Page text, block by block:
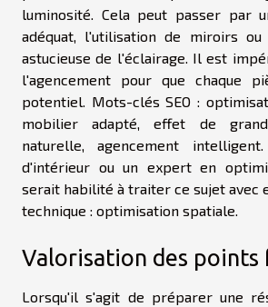
luminosité. Cela peut passer par
adéquat, l'utilisation de miroirs ou
astucieuse de l'éclairage. Il est
l'agencement pour que chaque
potentiel. Mots-clés SEO :
mobilier adapté, effet de
naturelle, agencement
d'intérieur ou un expert en
serait habilité à traiter ce sujet avec
technique : optimisation spatiale.
Valorisation des points
Lorsqu'il s'agit de préparer une